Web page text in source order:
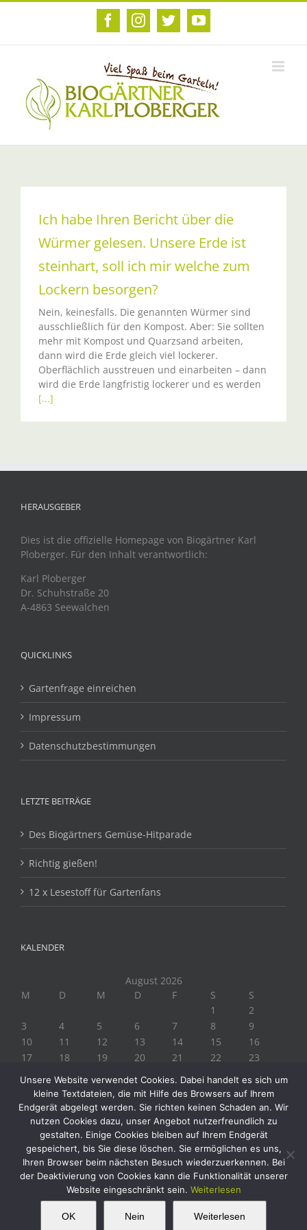
Zum
FacebookInstagram
TwitterYouTube
Ich habe Ihren Bericht über die
Würmer gelesen. Unsere Erde ist
steinhart, soll ich mir welche zum
Lockern besorgen?
Nein, keinesfalls. Die genannten Würmer sind
ausschließlich für den Kompost. Aber: Sie sollten
mehr mit Kompost und Quarzsand arbeiten,
dann wird die Erde gleich viel lockerer.
Oberflächlich ausstreuen und einarbeiten – dann
wird die Erde langfristig lockerer und es werden
[...]
HERAUSGEBER
Dies ist die offizielle Homepage von Biogärtner Karl
Ploberger. Für den Inhalt verantwortlich:
Karl Ploberger
Dr. Schuhstraße 20
A-4863 Seewalchen
QUICKLINKS
Gartenfrage einreichen
Impressum
Datenschutzbestimmungen
LETZTE BEITRÄGE
Des Biogärtners Gemüse-Hitparade
Richtig gießen!
12 x Lesestoff für Gartenfans
KALENDER
August 2026
M
D M D F S
S
1
2
3
4 5 6 7 8
9
10
11 12 13 14 15
16
17
18 19 20 21 22
23
24
25 27 28
« Juli
Copyright 2019 Biogärtner Ploberger | Alle Rechte vorbehalten
FacebookInstagram
TwitterYouTube
This website uses cookies and third party
Unsere Website verwendet Cookies. Dabei handelt es sich um
kleine Textdateien, die mit Hilfe des Browsers auf Ihrem
Endgerät abgelegt werden. Sie richten keinen Schaden an. Wir
nutzen Cookies dazu, unser Angebot nutzerfreundlich zu
gestalten. Einige Cookies bleiben auf Ihrem Endgerät
gespeichert, bis Sie diese löschen. Sie ermöglichen es uns,
Ihren Browser beim nächsten Besuch wiederzuerkennen. Bei
der Deaktivierung von Cookies kann die Funktionalität unserer
Website eingeschränkt sein. Weiterlesen
OK Nein Weiterlesen